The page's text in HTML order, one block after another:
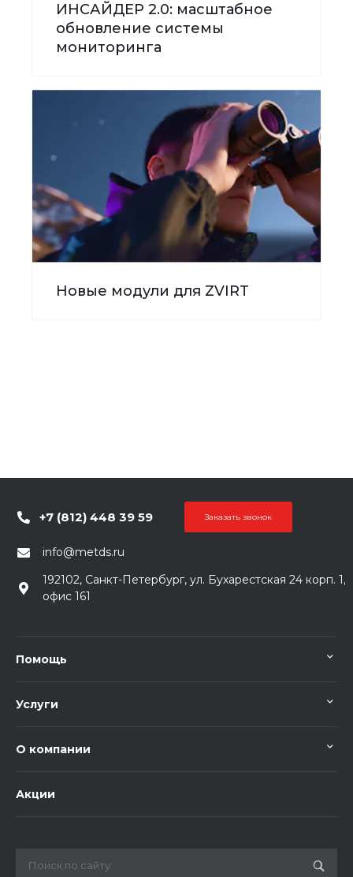
ИНСАЙДЕР 2.0: масштабное
обновление системы
мониторинга
Новые модули для ZVIRT
+7 (812) 448 39 59 Заказать звонок
info@metds.ru
192102, Санкт-Петербург, ул. Бухарестская 24 корп. 1,
офис 161
Помощь
Услуги
О компании
Акции